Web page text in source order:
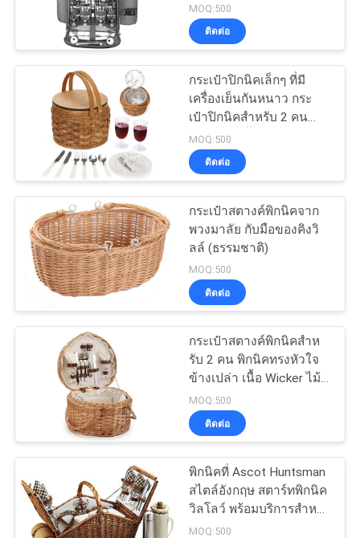
โรงงาน
ควบคุม
คุณภาพ
แผนผัง
เว็บไซต์
PRIVACY
POLICY
กระเป๋าใส่ EVA
กระเป๋าเก็บเงิน
กระเป๋าซิปธนาคาร
134
MOQ:500
ติดต่อ
กระเป๋าปิกนิคเล็กๆ ที่มี
เครื่องเย็นกันหนาว กระ
เป๋าปิกนิคสําหรับ 2 คน
กระเป๋าปิ๊กกิ้ง
MOQ:500
ติดต่อ
กระเป๋าสตางค์พิกนิคจาก
พวงมาลัย กับมือของคิงวิ
ลล์ (ธรรมชาติ)
MOQ:500
ติดต่อ
กระเป๋าสตางค์พิกนิคสําห
รับ 2 คน พิกนิคทรงหัวใจ
ข้างเปล่า เนื้อ Wicker ไม้
Willow กระเป๋าเป้กระเป๋าเป้
กระเป๋าเป้กระเป๋าเป้
กระเป๋าเป้กระเป๋าเป้
กระเป๋า
MOQ:500
ติดต่อ
พิกนิคที่ Ascot Huntsman
สไตล์อังกฤษ สตาร์ทพิกนิค
วิลโลว์ พร้อมบริการสําห
รับ 4 คน ชุดกาแฟและ
MOQ:500